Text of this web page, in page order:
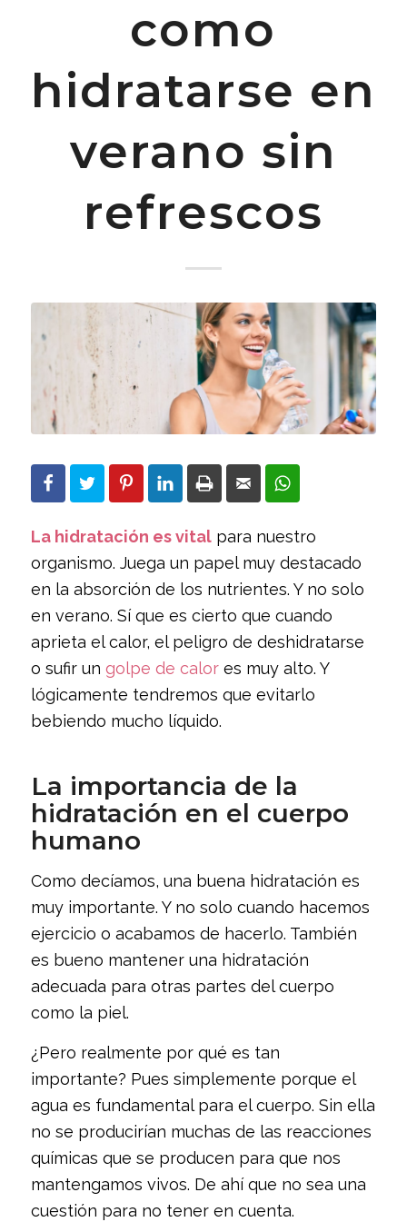
como
hidratarse en
verano sin
refrescos
La hidratación es vitalpara nuestro
organismo. Juega un papel muy destacado
en la absorción de los nutrientes. Y no solo
en verano. Sí que es cierto que cuando
aprieta el calor, el peligro de deshidratarse
o sufir un golpe de calores muy alto. Y
lógicamente tendremos que evitarlo
bebiendo mucho líquido.
La importancia de la
hidratación en el cuerpo
humano
Como decíamos, una buena hidratación es
muy importante. Y no solo cuando hacemos
ejercicio o acabamos de hacerlo. También
es bueno mantener una hidratación
adecuada para otras partes del cuerpo
como la piel.
¿Pero realmente por qué es tan
importante? Pues simplemente porque el
agua es fundamental para el cuerpo. Sin ella
no se producirían muchas de las reacciones
químicas que se producen para que nos
mantengamos vivos. De ahí que no sea una
cuestión para no tener en cuenta.